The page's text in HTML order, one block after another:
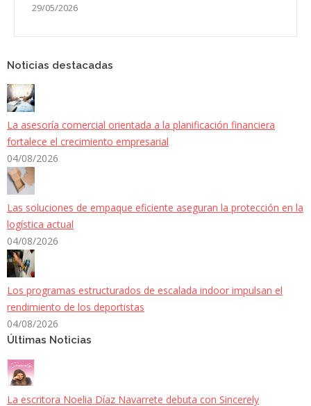
29/05/2026
Noticias destacadas
La asesoría comercial orientada a la planificación financiera
fortalece el crecimiento empresarial
04/08/2026
Las soluciones de empaque eficiente aseguran la protección en la
logística actual
04/08/2026
Los programas estructurados de escalada indoor impulsan el
rendimiento de los deportistas
04/08/2026
Últimas Noticias
La escritora Noelia Díaz Navarrete debuta con Sincerely